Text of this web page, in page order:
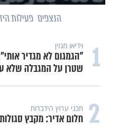
הנצפים פעילות
1 וידיאו מגזין
"הגמגום לא מגדיר
שטרן על המגבלה שלא
2 תכני ערוץ הידברות
חלום אדיר: מקבץ סגולות